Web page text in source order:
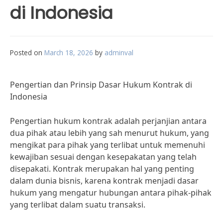
di Indonesia
Posted on March 18, 2026 by adminval
Pengertian dan Prinsip Dasar Hukum Kontrak di
Indonesia
Pengertian hukum kontrak adalah perjanjian antara
dua pihak atau lebih yang sah menurut hukum, yang
mengikat para pihak yang terlibat untuk memenuhi
kewajiban sesuai dengan kesepakatan yang telah
disepakati. Kontrak merupakan hal yang penting
dalam dunia bisnis, karena kontrak menjadi dasar
hukum yang mengatur hubungan antara pihak-pihak
yang terlibat dalam suatu transaksi.